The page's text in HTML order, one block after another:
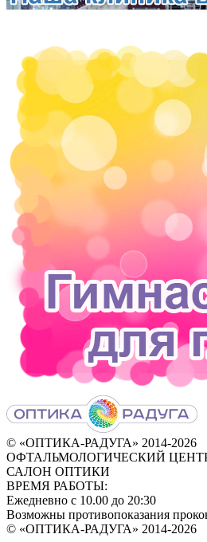
© «ОПТИКА-РАДУГА» 2014‑2026
ОФТАЛЬМОЛОГИЧЕСКИЙ
САЛОН ОПТИКИ
ВРЕМЯ РАБОТЫ:
Ежедневно с 10.00 до 20:30
Возможны противопоказания
© «ОПТИКА-РАДУГА» 2014-2026